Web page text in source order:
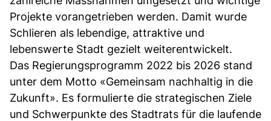
Projekte vorangetrieben werden. Damit wurde
Schlieren als lebendige, attraktive und
lebenswerte Stadt gezielt weiterentwickelt.
Das Regierungsprogramm 2022 bis 2026 stand
unter dem Motto «Gemeinsam nachhaltig in die
Zukunft». Es formulierte die strategischen Ziele
und Schwerpunkte des Stadtrats für die laufende